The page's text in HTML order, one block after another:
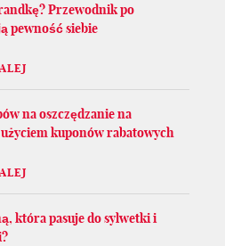
Przewodnik po
pewność siebie
na oszczędzanie na
kuponów rabatowych
która pasuje do sylwetki i